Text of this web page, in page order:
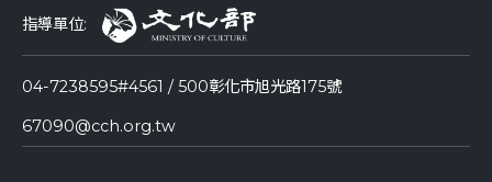
指導單位:
04-7238595#4561 / 500彰化市旭光路175號
67090@cch.org.tw